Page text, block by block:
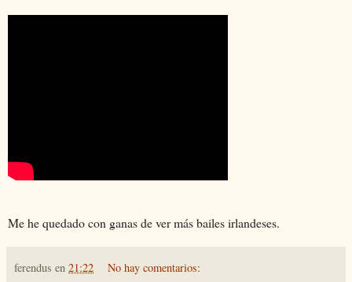
Me he quedado con ganas de ver más bailes irlandeses.
ferendus en 21:22 No hay comentarios: